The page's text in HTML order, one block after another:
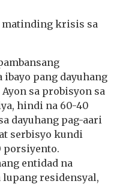
matinding krisis sa
pang dayuhang
sa probisyon sa
hindi na 60-40
dayuhang pag-aari
serbisyo kundi
porsiyento.
entidad na
residensyal,